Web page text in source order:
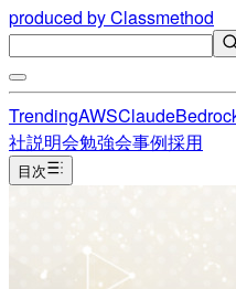
produced by Classmethod
TrendingAWSClaude
社説明会勉強会事例採用
目次